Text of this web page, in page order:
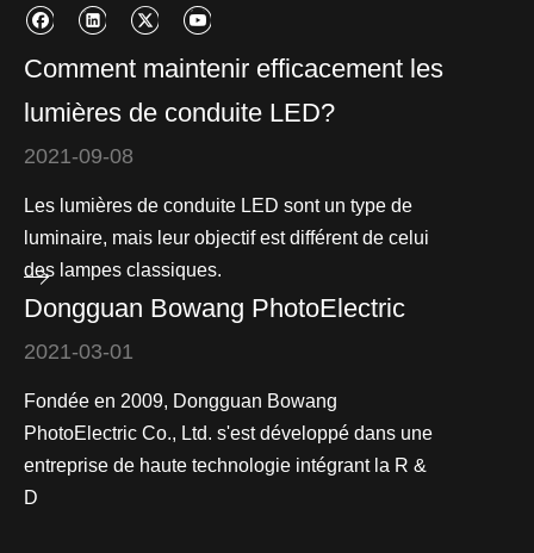
Comment maintenir efficacement les
lumières de conduite LED?
2021-09-08
Les lumières de conduite LED sont un type de
luminaire, mais leur objectif est différent de celui
des lampes classiques.
Dongguan Bowang PhotoElectric
2021-03-01
Fondée en 2009, Dongguan Bowang
PhotoElectric Co., Ltd. s'est développé dans une
entreprise de haute technologie intégrant la R &
D